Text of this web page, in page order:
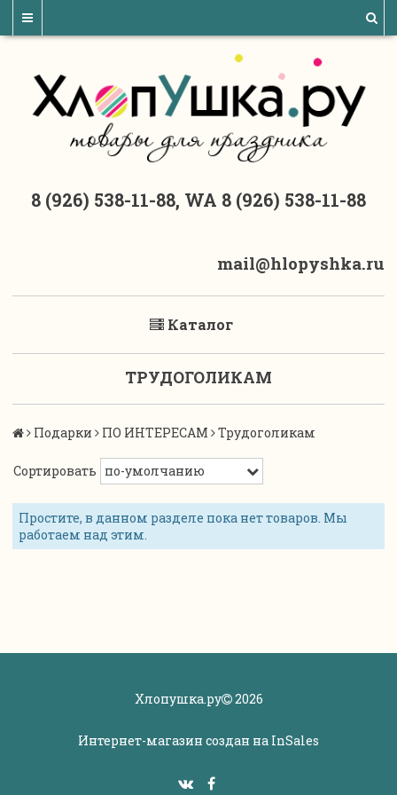
8 (926) 538-11-88, WA 8 (926) 538-11-88
mail@hlopyshka.ru
Каталог
ТРУДОГОЛИКАМ
Подарки ПО ИНТЕРЕСАМ Трудоголикам
Сортировать
Простите, в данном разделе пока нет товаров. Мы
работаем над этим.
Хлопушка.ру 2026
Интернет-магазин создан на InSales